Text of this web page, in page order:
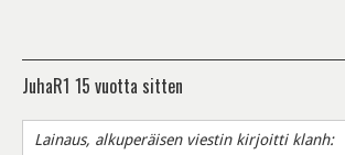
JuhaR1 15 vuotta sitten
Lainaus, alkuperäisen viestin kirjoitti klanh: